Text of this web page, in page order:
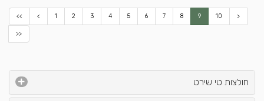
<< < 1 2 3 4 5 6 7 8 9 10 >
>>
חולצות טי שירט